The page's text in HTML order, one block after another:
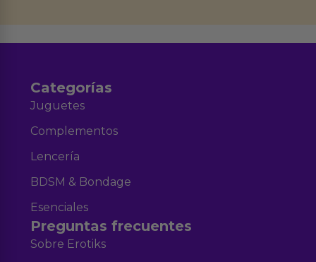
Categorías
Juguetes
Complementos
Lencería
BDSM & Bondage
Esenciales
Preguntas frecuentes
Sobre Erotiks